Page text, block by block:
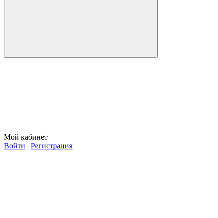
Мой кабинет
Войти | Регистрация